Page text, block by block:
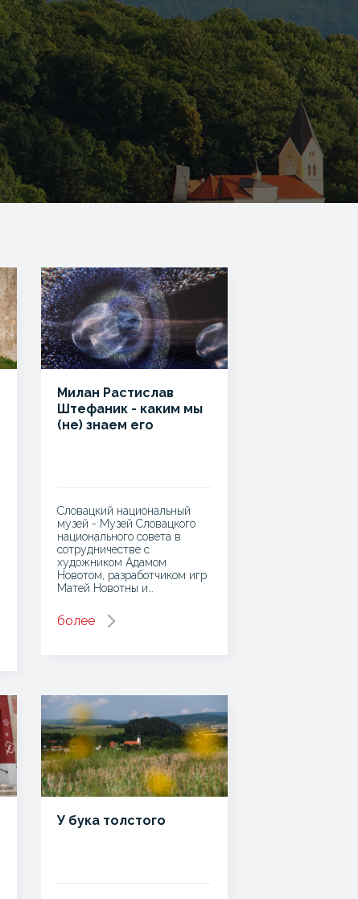
Милан Растислав
Штефаник - каким мы
(не) знаем его
Словацкий национальный
музей - Музей Словацкого
национального совета в
сотрудничестве с
художником Адамом
Новотом, разработчиком игр
Матей Новотны и…
более
У бука толстого